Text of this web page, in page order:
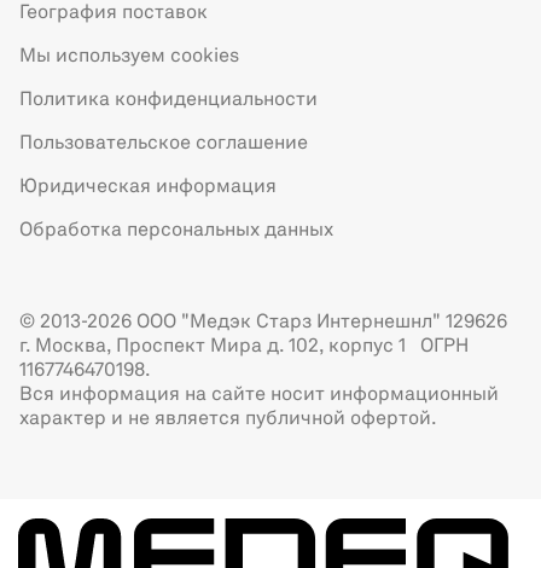
География поставок
Мы используем cookies
Политика конфиденциальности
Пользовательское соглашение
Юридическая информация
Обработка персональных данных
© 2013-2026 ООО "Медэк Старз Интернешнл" 129626
г. Москва, Проспект Мира д. 102, корпус 1 ОГРН
1167746470198.
Вся информация на сайте носит информационный
характер и не является публичной офертой.